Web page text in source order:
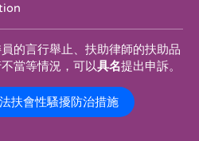
的言行舉止、扶助律師的扶助品
當等情況，可以具名提出申訴。
法扶會性騷擾防治措施